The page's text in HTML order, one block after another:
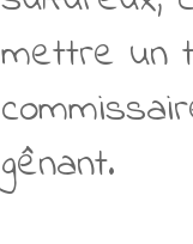
mettre un
gênant.